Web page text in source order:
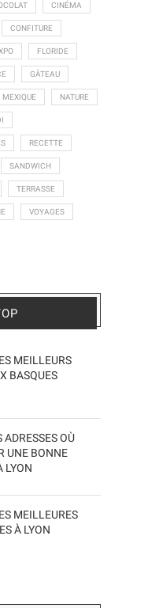
CINÉMA
CONFITURE
FLORIDE
GÂTEAU
MEXIQUE NATURE
RECETTE
SANDWICH
TERRASSE
VOYAGES
MEILLEURS
BASQUES
ADRESSES OÙ
UNE BONNE
LYON
MEILLEURES
À LYON